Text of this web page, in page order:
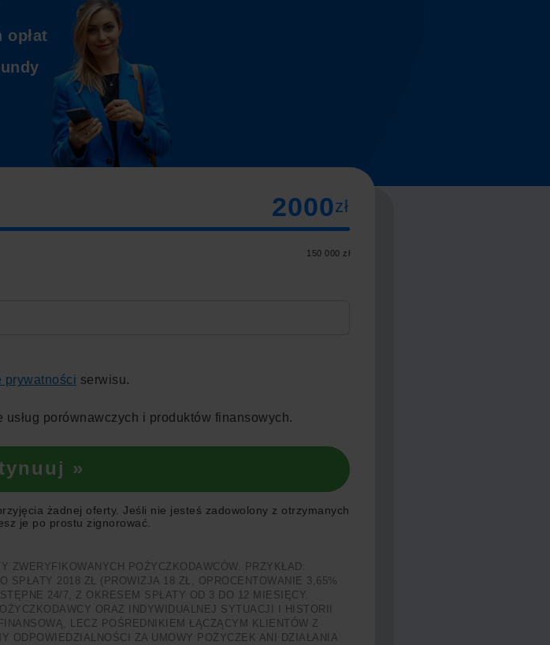
opłat
zł
150 000 zł
prywatności serwisu.
porównawczych i produktów finansowych.
»
żadnej oferty. Jeśli nie jesteś zadowolony z otrzymanych
je po prostu zignorować.
ZWERYFIKOWANYCH POŻYCZKODAWCÓW. PRZYKŁAD:
SPŁATY 2018 ZŁ (PROWIZJA 18 ZŁ, OPROCENTOWANIE 3,65%
24/7, Z OKRESEM SPŁATY OD 3 DO 12 MIESIĘCY.
ORAZ INDYWIDUALNEJ SYTUACJI I HISTORII
LECZ POŚREDNIKIEM ŁĄCZĄCYM KLIENTÓW Z
ODPOWIEDZIALNOŚCI ZA UMOWY POŻYCZEK ANI DZIAŁANIA